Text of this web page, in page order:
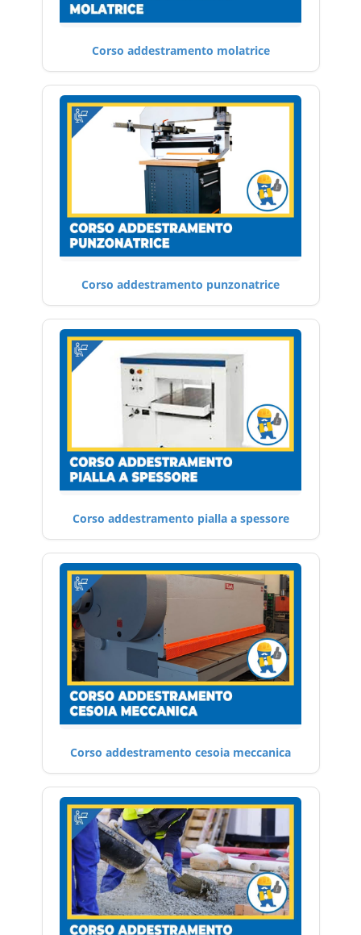
Corso addestramento molatrice
Corso addestramento punzonatrice
Corso addestramento pialla a spessore
Corso addestramento cesoia meccanica